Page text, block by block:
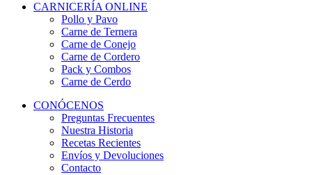
CARNICERÍA ONLINE
Pollo y Pavo
Carne de Ternera
Carne de Conejo
Carne de Cordero
Pack y Combos
Carne de Cerdo
CONÓCENOS
Preguntas Frecuentes
Nuestra Historia
Recetas Recientes
Envíos y Devoluciones
Contacto